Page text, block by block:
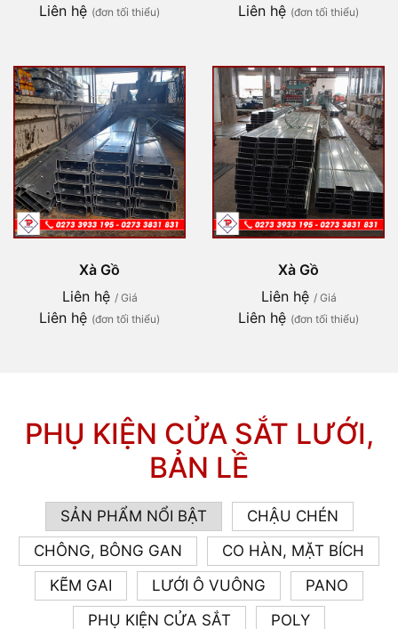
Liên hệ (đơn tối thiểu) Liên hệ (đơn tối thiểu)
Xà Gồ
Liên hệ / Giá
Liên hệ (đơn tối thiểu)
Xà Gồ
Liên hệ / Giá
Liên hệ (đơn tối thiểu)
PHỤ KIỆN CỬA SẮT LƯỚI,
BẢN LỀ
SẢN PHẨM NỔI BẬT
CHẬU CHÉN
CHÔNG, BÔNG GAN
CO HÀN, MẶT BÍCH
KẼM GAI
LƯỚI Ô VUÔNG
PANO
PHỤ KIỆN CỬA SẮT
POLY